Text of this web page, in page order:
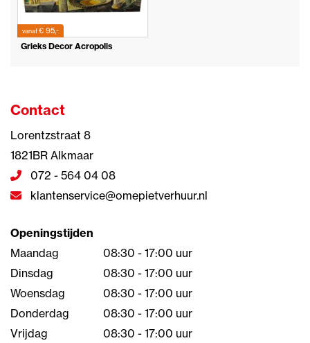
vanaf€ 95,-
Grieks Decor Acropolis
Contact
Lorentzstraat 8
1821BR Alkmaar
072 - 564 04 08
klantenservice@omepietverhuur.nl
Openingstijden
Maandag
08:30 - 17:00 uur
Dinsdag
08:30 - 17:00 uur
Woensdag
08:30 - 17:00 uur
Donderdag
08:30 - 17:00 uur
Vrijdag
08:30 - 17:00 uur